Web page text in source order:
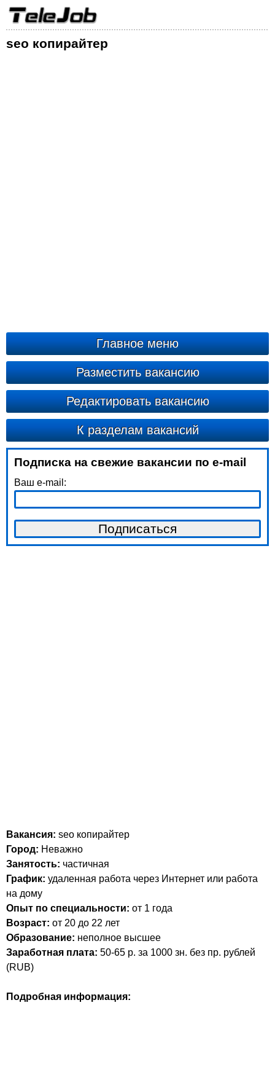
seo копирайтер
Главное меню
Разместить вакансию
Редактировать вакансию
К разделам вакансий
Подписка на свежие вакансии по e-mail
Ваш e-mail:
Вакансия: seo копирайтер
Город: Неважно
Занятость: частичная
График: удаленная работа через Интернет или работа
на дому
Опыт по специальности: от 1 года
Возраст: от 20 до 22 лет
Образование: неполное высшее
Заработная плата: 50-65 р. за 1000 зн. без пр. рублей
(RUB)
Подробная информация: